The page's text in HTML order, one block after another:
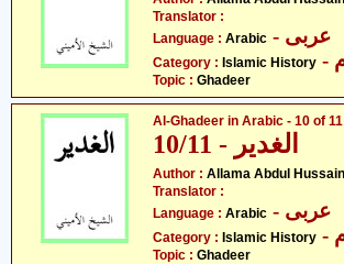
Translator :
Language : Arabic - عربی
Category : Islamic History
Topic : Ghadeer
Al-Ghadeer in Arabic - 10 of 11
10/11 - الغدیر
Author : Allama Abdul
Translator :
Language : Arabic - عربی
Category : Islamic History
Topic : Ghadeer